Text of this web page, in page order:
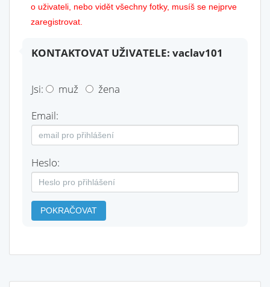
o uživateli, nebo vidět všechny fotky, musíš se nejprve
zaregistrovat.
KONTAKTOVAT UŽIVATELE: vaclav101
Jsi: muž
žena
Email:
Heslo:
POKRAČOVAT